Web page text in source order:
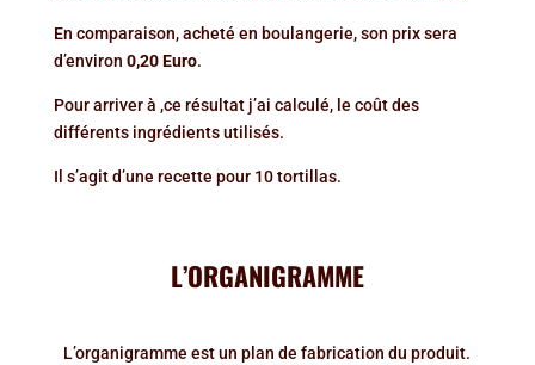
En comparaison, acheté en boulangerie, son prix sera
d’environ 0,20 Euro.
Pour arriver à ,ce résultat j’ai calculé, le coût des
différents ingrédients utilisés.
Il s’agit d’une recette pour 10 tortillas.
L’ORGANIGRAMME
L’organigramme est un plan de fabrication du produit.